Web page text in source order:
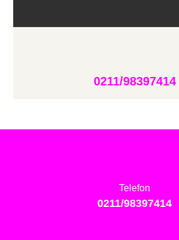
0211/98397414
Telefon
0211/98397414